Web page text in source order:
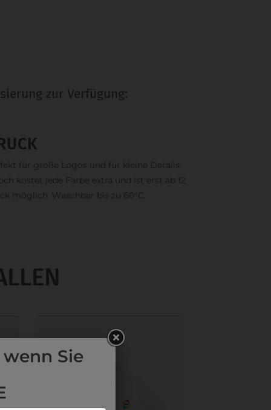
zur Verfügung:
für große Logos und für kleine Details,
kostet jede Farbe extra und ist erst ab 12
möglich. Waschbar bis zu 60°C.
Sie